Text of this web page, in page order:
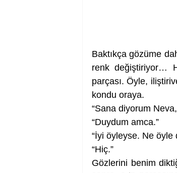
Baktıkça gözüme
renk değiştiriyor…
parçası. Öyle,
kondu oraya.
“Sana diyorum
“Duydum amca.”
“İyi öyleyse. Ne öyle
“Hiç.”
Gözlerini benim